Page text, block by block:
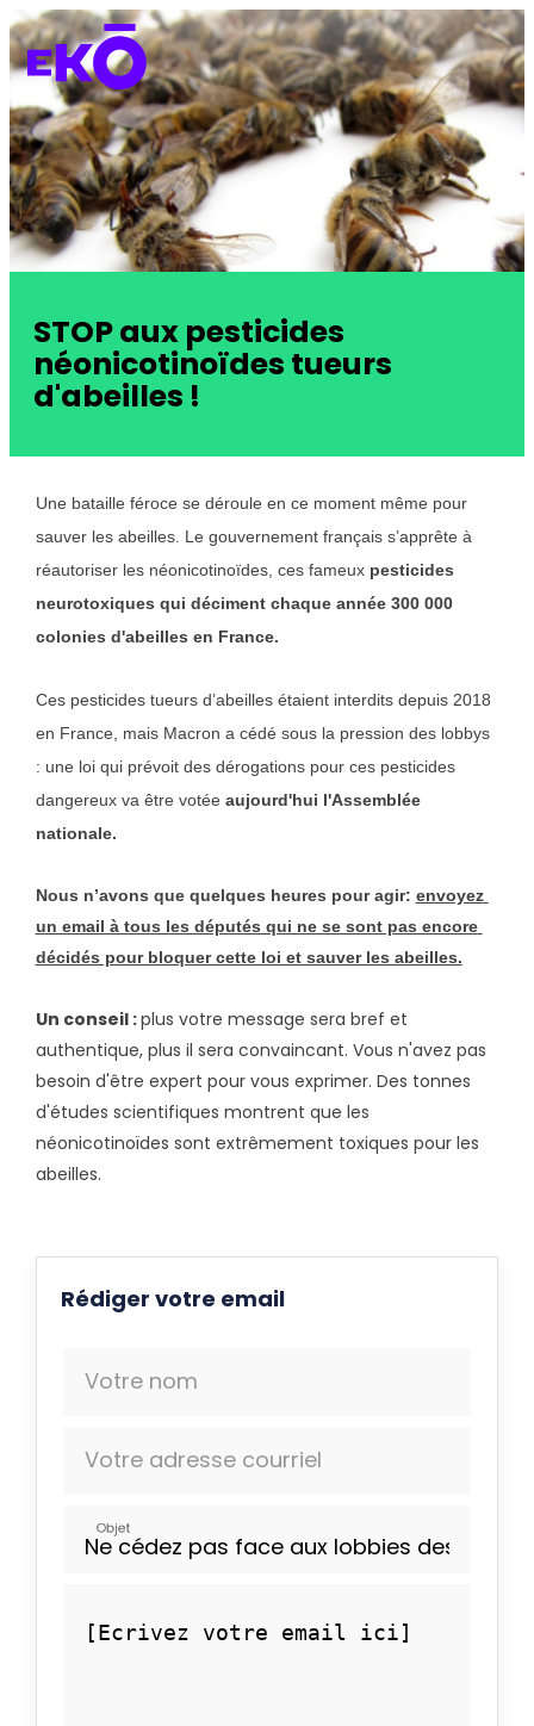
STOP aux pesticides
néonicotinoïdes tueurs
d'abeilles !
Une bataille féroce se déroule en ce moment même pour
sauver les abeilles. Le gouvernement français s’apprête à
réautoriser les néonicotinoïdes, ces fameux pesticides
neurotoxiques qui déciment chaque année 300 000
colonies d'abeilles en France.
Ces pesticides tueurs d’abeilles étaient interdits depuis 2018
en France, mais Macron a cédé sous la pression des lobbys
: une loi qui prévoit des dérogations pour ces pesticides
dangereux va être votée aujourd'hui l'Assemblée
nationale.
Nous n’avons que quelques heures pour agir: envoyez
un email à tous les députés qui ne se sont pas encore
décidés pour bloquer cette loi et sauver les abeilles.
Un conseil :plus votre message sera bref et
authentique, plus il sera convaincant. Vous n'avez pas
besoin d'être expert pour vous exprimer. Des tonnes
d'études scientifiques montrent que les
néonicotinoïdes sont extrêmement toxiques pour les
abeilles.
Rédiger votre email
Votre nom
Votre adresse courriel
Objet